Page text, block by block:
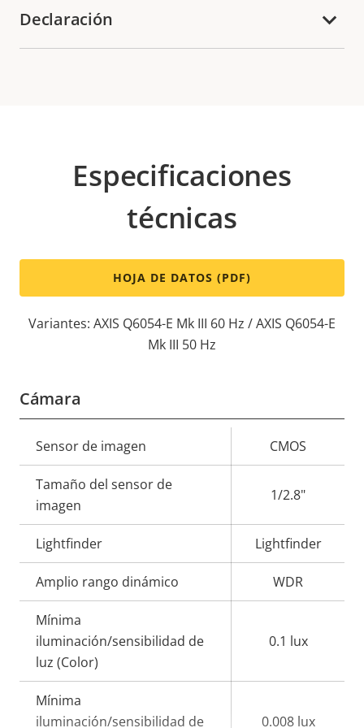
Declaración
Especificaciones
técnicas
HOJA DE DATOS (PDF)
Variantes: AXIS Q6054-E Mk III 60 Hz / AXIS Q6054-E
Mk III 50 Hz
Cámara
Descripción
de
propiedad
la
propiedad
Sensor de imagen CMOS
Tamaño del sensor de
imagen
1/2.8"
Lightfinder Lightfinder
Amplio rango dinámico WDR
Mínima
iluminación/sensibilidad de
luz (Color)
0.1 lux
Mínima
iluminación/sensibilidad de
0.008 lux